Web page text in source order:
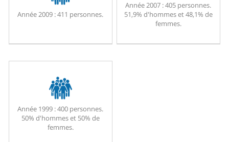
Année 2009 :411 personnes.
Année 2007 :405 personnes.
51,9% d'hommes et 48,1% de
femmes.
Année 1999 :400 personnes.
50% d'hommes et 50% de
femmes.